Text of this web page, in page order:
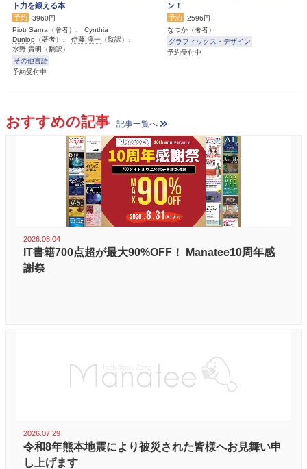
ト力を鍛える本
予約
3960円
Piotr Sarna （著者）、 Cynthia
Dunlop （著者）、 伊藤 淳一 （監訳）、
水野 貴明 （翻訳）
その他言語
予約受付中
ン！
予約
2596円
なつか （著者）
グラフィックス・デザイン
予約受付中
おすすめの記事 記事一覧へ
2026.08.04
IT書籍700点超が最大90%OFF！ Manatee10周年感
謝祭
2026.07.29
令和8年熊本地震により被災された皆様へお見舞い申
し上げます